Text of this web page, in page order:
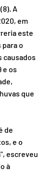
A
em
este
o
causados
e os
que
de
e o
escreveu
à